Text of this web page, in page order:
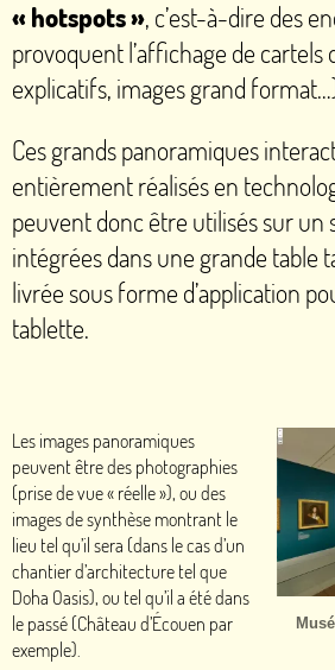
« hotspots», c’est-à-dire des
provoquent l’affichage de cartels
explicatifs, images grand
Ces grands panoramiques
entièrement réalisés en
peuvent donc être utilisés sur un
intégrées dans une grande table
livrée sous forme d’application
tablette.
Les images panoramiques
peuvent être des photographies
(prise de vue « réelle»), ou des
images de synthèse montrant le
lieu tel qu’il sera (dans le cas d’un
chantier d’architecture tel que
Doha Oasis), ou tel qu’il a été dans
le passé (Château d’Écouen par
exemple).